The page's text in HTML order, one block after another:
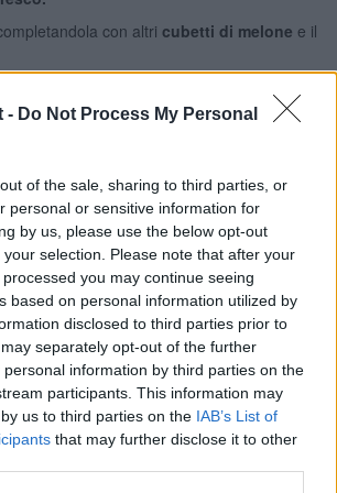
- Do Not Process My Personal
of the sale, sharing to third parties, or
personal or sensitive information for
by us, please use the below opt-out
selection. Please note that after your
you may continue seeing
based on personal information utilized by
disclosed to third parties prior to
separately opt-out of the further
information by third parties on the
participants. This information may
us to third parties on the IAB’s List of
that may further disclose it to other
con altri cubetti di melone e il
principali dell'isola d'Elba iscriviti alla
ELBA. Arriva gratis tutti i giorni alle 7:00 del
nella tua casella di posta.
principali della Toscana iscriviti alla
- ToscanaMedia.Arriva gratis tutti i giorni
nella tua casella di posta.